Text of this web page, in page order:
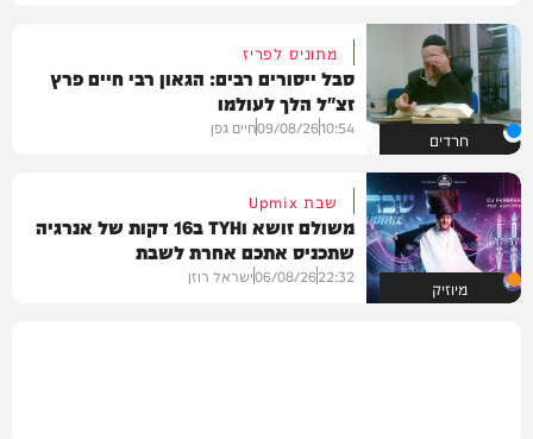
חרדים
מתוניס לפריז
סבל ייסורים רבים: הגאון רבי חיים פרץ
זצ"ל הלך לעולמו
10:54
09/08/26חיים גפן
מיוזיק
שבת Upmix
משולם זושא וTYH ב16 דקות של אנרגיה
שתכניס אתכם אחרת לשבת
22:32
06/08/26ישראל רוזן